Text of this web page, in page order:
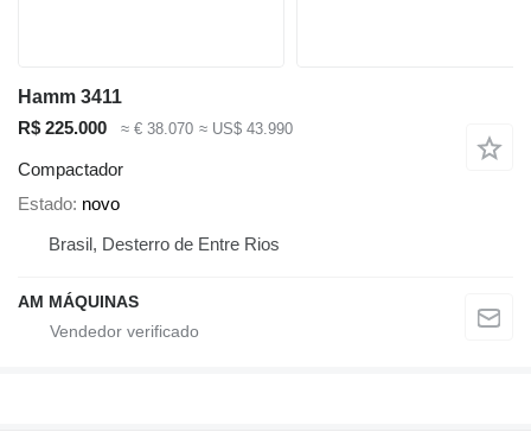
Hamm 3411
R$ 225.000
≈ € 38.070 ≈ US$ 43.990
Compactador
Estado novo
Brasil, Desterro de Entre Rios
AM MÁQUINAS